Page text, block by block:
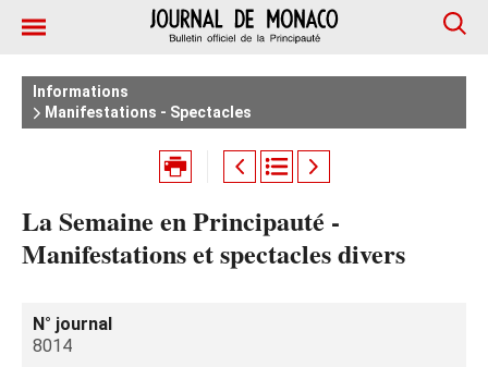
Informations
Manifestations - Spectacles
La Semaine en Principauté -
Manifestations et spectacles divers
N° journal
8014